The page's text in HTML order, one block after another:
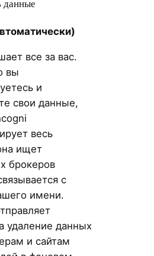
данные
все за вас.
вы
и
свои данные,
весь
ищет
брокеров
с
имени.
удаление данных
и сайтам